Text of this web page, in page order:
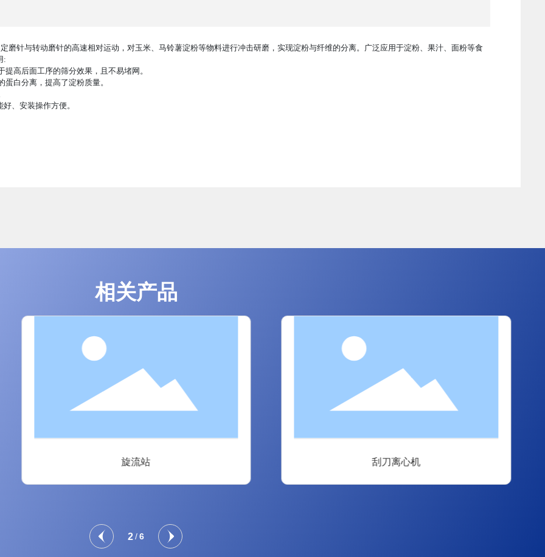
磨针与转动磨针的高速相对运动，对玉米、马铃薯淀粉等物料进行冲击研磨，实现淀粉与纤维的分离。广泛应用于淀粉、果汁、面粉等食
:
高后面工序的筛分效果，且不易堵网。
白分离，提高了淀粉质量。
、安装操作方便。
相关产品
旋流站 刮刀离心机
2 / 6